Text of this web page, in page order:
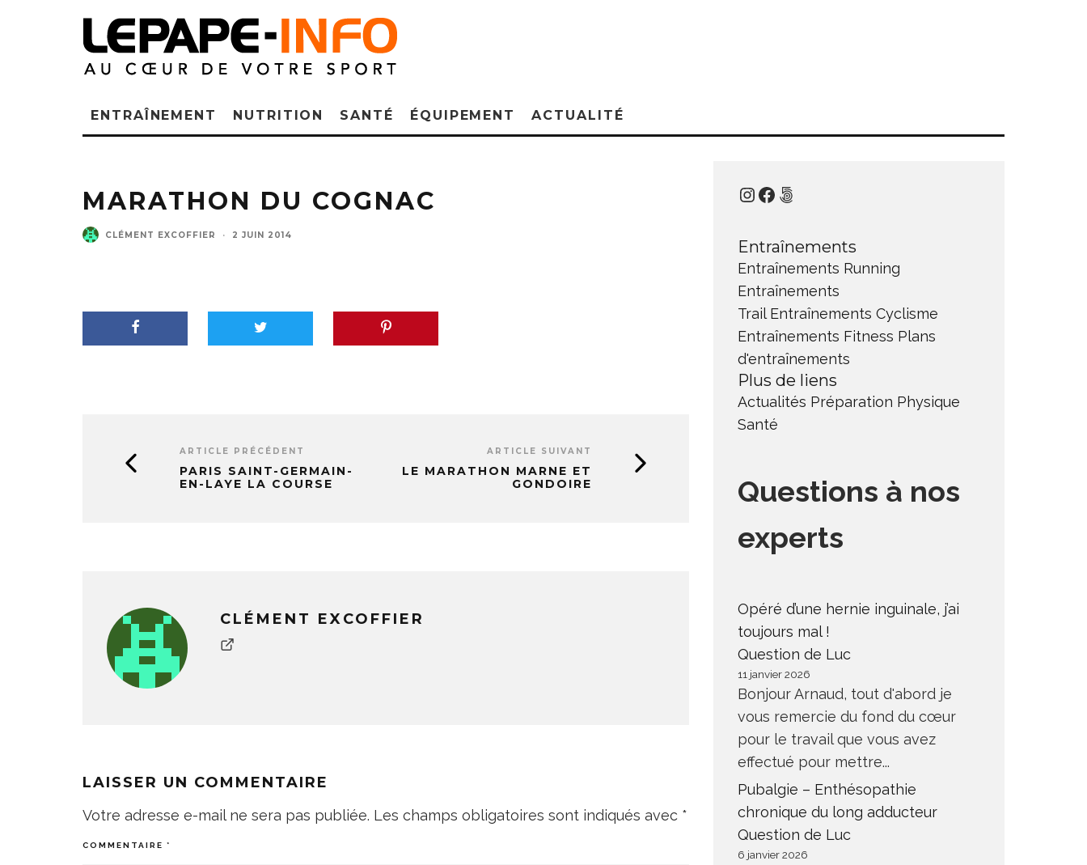
ENTRAÎNEMENT NUTRITION SANTÉ ÉQUIPEMENT ACTUALITÉ
MARATHON DU COGNAC
CLÉMENT EXCOFFIER · 2 JUIN 2014
ARTICLE PRÉCÉDENT
PARIS SAINT-GERMAIN-
EN-LAYE LA COURSE
ARTICLE SUIVANT
LE MARATHON MARNE ET
GONDOIRE
CLÉMENT EXCOFFIER
LAISSER UN COMMENTAIRE
Votre adresse e-mail ne sera pas publiée. Les champs obligatoires sont indiqués avec *
COMMENTAIRE *
Instagram
Facebook
500px
Entraînements
Entraînements Running
Entraînements
Trail Entraînements Cyclisme
Entraînements Fitness Plans
d'entraînements
Plus de liens
Actualités Préparation Physique
Santé
Questions à nos
experts
Opéré d’une hernie inguinale, j’ai
toujours mal !
Question de Luc
11 janvier 2026
Bonjour Arnaud, tout d'abord je
vous remercie du fond du cœur
pour le travail que vous avez
effectué pour mettre...
Pubalgie – Enthésopathie
chronique du long adducteur
Question de Luc
6 janvier 2026